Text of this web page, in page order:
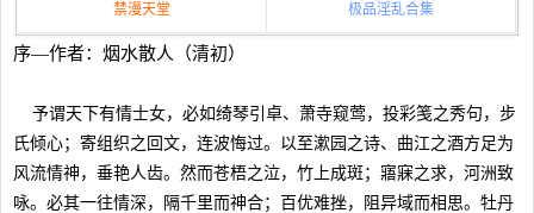
禁漫天堂 极品淫乱合集
序—作者：烟水散人（清初）
予谓天下有情士女，必如绮琴引卓、萧寺窥莺，投彩笺之秀句，步
氏倾心；寄组织之回文，连波悔过。以至漱园之诗、曲江之酒方足为
风流情神，垂艳人齿。然而苍梧之泣，竹上成斑；寤寐之求，河洲致
咏。必其一往情深，隔千里而神合；百优难挫，阻异域而相思。牡丹